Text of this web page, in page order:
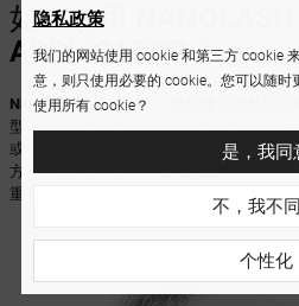
如何使用
APPLICATOR？
Nanolash 涂抹器旨在让
型。它能让您轻松地从包装中取出簇状睫
或粘合条。凭借其精准的尖端，您可以轻
方——无需额外胶水。防粘涂层有助于保持
重要，让您从头到尾完全掌控睫毛的粘贴过
隐私政策
我们的网站使用 cookie 和第三方 cookie
意，则只使用必要的 cookie。您可以随时
使用所有 cookie？
是，我同
不，我不
个性化